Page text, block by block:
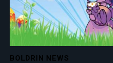
BOLDRIN NEWS